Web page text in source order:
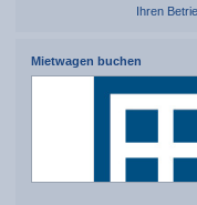
Ihren
Mietwagen buchen